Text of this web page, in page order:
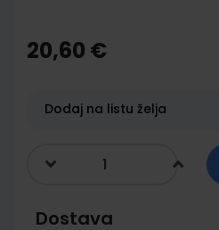
the
beginning
gallery
20,60 €
Dodaj na listu želja
Dostava